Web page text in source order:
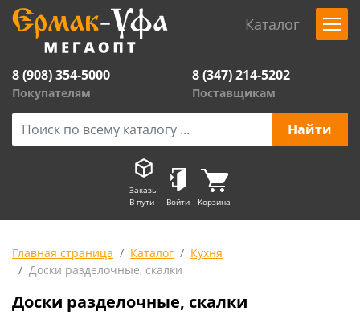
Каталог
8 (908) 354-5000
Покупателям
8 (347) 214-5202
Поставщикам
Заказы
В пути
Войти Корзина
Главная страница Каталог
Кухня
Доски разделочные, скалки
Доски разделочные, скалки